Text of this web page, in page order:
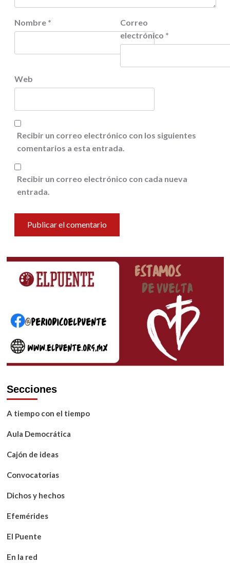
Nombre *
Correo
electrónico *
Web
Recibir un correo electrónico con los siguientes
comentarios a esta entrada.
Recibir un correo electrónico con cada nueva
entrada.
Secciones
A tiempo con el tiempo
Aula Democrática
Cajón de ideas
Convocatorias
Dichos y hechos
Efemérides
El Puente
En la red